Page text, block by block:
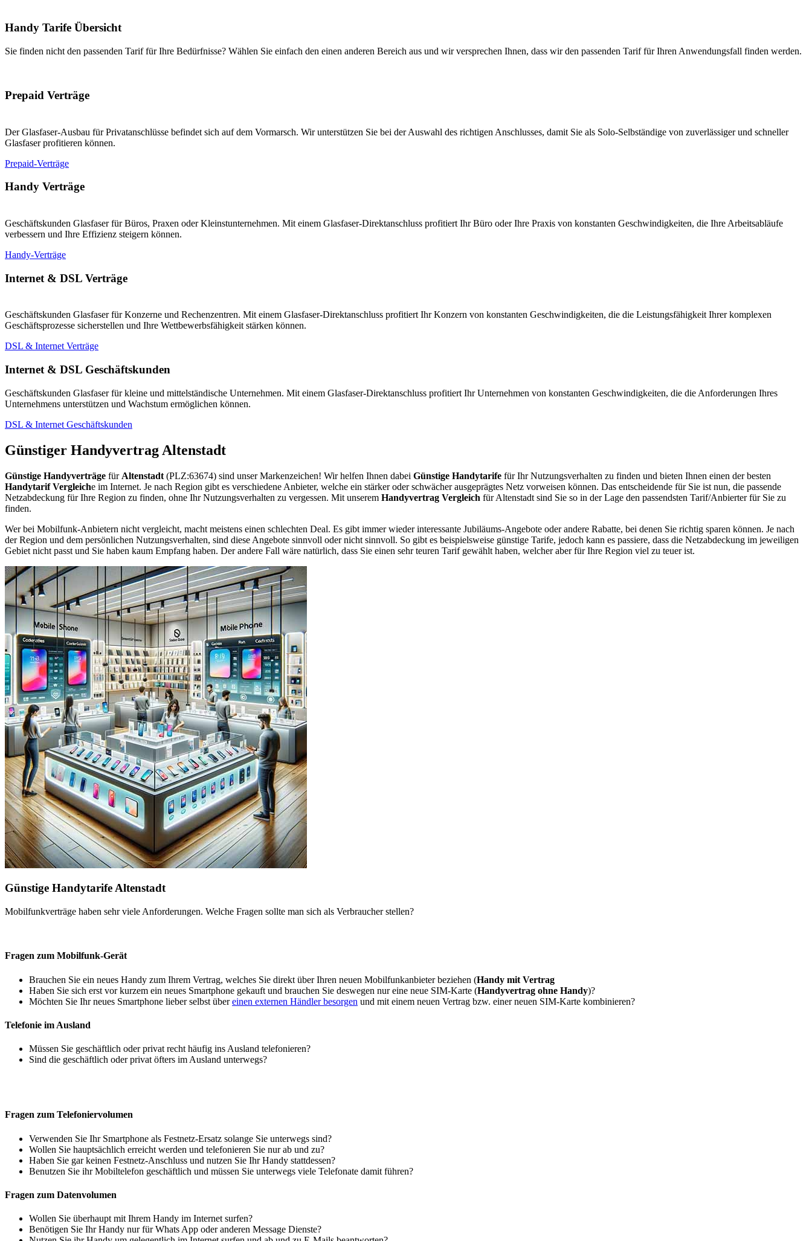
Handy Tarife Übersicht
Sie finden nicht den passenden Tarif für Ihre Bedürfnisse? Wählen Sie einfach den einen anderen Bereich aus und wir versprechen Ihnen, dass wir den passenden Tarif für Ihren Anwendungsfall finden werden.
Prepaid Verträge
Der Glasfaser-Ausbau für Privatanschlüsse befindet sich auf dem Vormarsch. Wir unterstützen Sie bei der Auswahl des richtigen Anschlusses, damit Sie als Solo-Selbständige von zuverlässiger und schneller
Glasfaser profitieren können.
Prepaid-Verträge
Handy Verträge
Geschäftskunden Glasfaser für Büros, Praxen oder Kleinstunternehmen. Mit einem Glasfaser-Direktanschluss profitiert Ihr Büro oder Ihre Praxis von konstanten Geschwindigkeiten, die Ihre Arbeitsabläufe
verbessern und Ihre Effizienz steigern können.
Handy-Verträge
Internet & DSL Verträge
Geschäftskunden Glasfaser für Konzerne und Rechenzentren. Mit einem Glasfaser-Direktanschluss profitiert Ihr Konzern von konstanten Geschwindigkeiten, die die Leistungsfähigkeit Ihrer komplexen
Geschäftsprozesse sicherstellen und Ihre Wettbewerbsfähigkeit stärken können.
DSL & Internet Verträge
Internet & DSL Geschäftskunden
Geschäftskunden Glasfaser für kleine und mittelständische Unternehmen. Mit einem Glasfaser-Direktanschluss profitiert Ihr Unternehmen von konstanten Geschwindigkeiten, die die Anforderungen Ihres
Unternehmens unterstützen und Wachstum ermöglichen können.
DSL & Internet Geschäftskunden
Günstiger Handyvertrag Altenstadt
Günstige Handyverträge für Altenstadt (PLZ:63674) sind unser Markenzeichen! Wir helfen Ihnen dabei Günstige Handytarife für Ihr Nutzungsverhalten zu finden und bieten Ihnen einen der besten
Handytarif Vergleiche im Internet. Je nach Region gibt es verschiedene Anbieter, welche ein stärker oder schwächer ausgeprägtes Netz vorweisen können. Das entscheidende für Sie ist nun, die passende
Netzabdeckung für Ihre Region zu finden, ohne Ihr Nutzungsverhalten zu vergessen. Mit unserem Handyvertrag Vergleich für Altenstadt sind Sie so in der Lage den passendsten Tarif/Anbierter für Sie zu
finden.
Wer bei Mobilfunk-Anbietern nicht vergleicht, macht meistens einen schlechten Deal. Es gibt immer wieder interessante Jubiläums-Angebote oder andere Rabatte, bei denen Sie richtig sparen können. Je nach
der Region und dem persönlichen Nutzungsverhalten, sind diese Angebote sinnvoll oder nicht sinnvoll. So gibt es beispielsweise günstige Tarife, jedoch kann es passiere, dass die Netzabdeckung im jeweiligen
Gebiet nicht passt und Sie haben kaum Empfang haben. Der andere Fall wäre natürlich, dass Sie einen sehr teuren Tarif gewählt haben, welcher aber für Ihre Region viel zu teuer ist.
Günstige Handytarife Altenstadt
Mobilfunkverträge haben sehr viele Anforderungen. Welche Fragen sollte man sich als Verbraucher stellen?
Fragen zum Mobilfunk-Gerät
Brauchen Sie ein neues Handy zum Ihrem Vertrag, welches Sie direkt über Ihren neuen Mobilfunkanbieter beziehen (Handy mit Vertrag
Haben Sie sich erst vor kurzem ein neues Smartphone gekauft und brauchen Sie deswegen nur eine neue SIM-Karte (Handyvertrag ohne Handy)?
Möchten Sie Ihr neues Smartphone lieber selbst übereinen externen Händler besorgen und mit einem neuen Vertrag bzw. einer neuen SIM-Karte kombinieren?
Telefonie im Ausland
Müssen Sie geschäftlich oder privat recht häufig ins Ausland telefonieren?
Sind die geschäftlich oder privat öfters im Ausland unterwegs?
Fragen zum Telefoniervolumen
Verwenden Sie Ihr Smartphone als Festnetz-Ersatz solange Sie unterwegs sind?
Wollen Sie hauptsächlich erreicht werden und telefonieren Sie nur ab und zu?
Haben Sie gar keinen Festnetz-Anschluss und nutzen Sie Ihr Handy stattdessen?
Benutzen Sie ihr Mobiltelefon geschäftlich und müssen Sie unterwegs viele Telefonate damit führen?
Fragen zum Datenvolumen
Wollen Sie überhaupt mit Ihrem Handy im Internet surfen?
Benötigen Sie Ihr Handy nur für Whats App oder anderen Message Dienste?